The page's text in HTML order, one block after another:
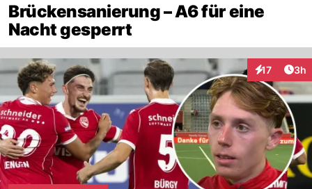
Brückensanierung – A6 für eine
Nacht gesperrt
17 3h